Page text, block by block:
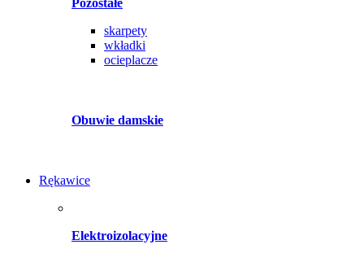
Pozostałe
skarpety
wkładki
ocieplacze
Obuwie damskie
Rękawice
Elektroizolacyjne